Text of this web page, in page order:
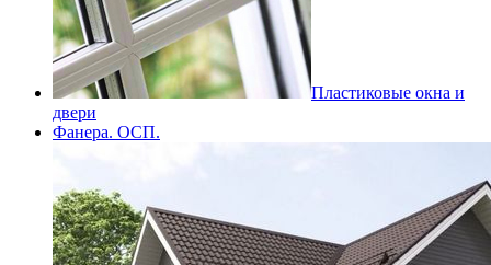
Пластиковые окна и
двери
Фанера. ОСП.